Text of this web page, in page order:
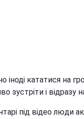
іноді кататися на
зустріти і відразу
під відео люди